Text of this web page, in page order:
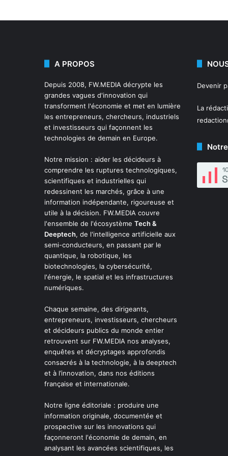
A PROPOS
Depuis 2008, FW.MEDIA décrypte les
grandes vagues d'innovation qui
transforment l'économie et met en lumière
les entrepreneurs, chercheurs, industriels
et investisseurs qui façonnent les
technologies de demain en Europe.
Notre mission : aider les décideurs à
comprendre les ruptures technologiques,
scientifiques et industrielles qui
redessinent les marchés, grâce à une
information indépendante, rigoureuse et
utile à la décision. FW.MEDIA couvre
l'ensemble de l'écosystème Tech &
Deeptech, de l'intelligence artificielle aux
semi-conducteurs, en passant par le
quantique, la robotique, les
biotechnologies, la cybersécurité,
l'énergie, le spatial et les infrastructures
numériques.
Chaque semaine, des dirigeants,
entrepreneurs, investisseurs, chercheurs
et décideurs publics du monde entier
retrouvent sur FW.MEDIA nos analyses,
enquêtes et décryptages approfondis
consacrés à la technologie, à la deeptech
et à l’innovation, dans nos éditions
française et internationale.
Notre ligne éditoriale : produire une
information originale, documentée et
prospective sur les innovations qui
façonneront l'économie de demain, en
analysant les avancées scientifiques, les
Devenir
La